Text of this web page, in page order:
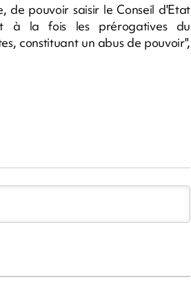
de pouvoir saisir le Conseil d'Etat
à la fois les prérogatives du
constituant un abus de pouvoir",